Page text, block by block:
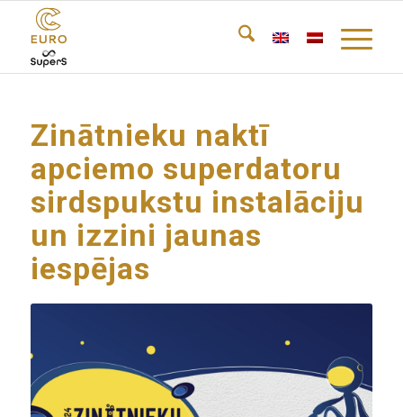
Zinātnieku naktī
apciemo superdatoru
sirdspukstu instalāciju
un izzini jaunas
iespējas